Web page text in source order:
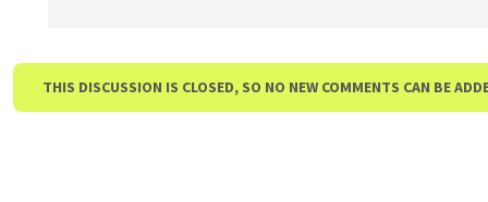
THIS DISCUSSION IS CLOSED, SO NO NEW COMMENTS CAN BE